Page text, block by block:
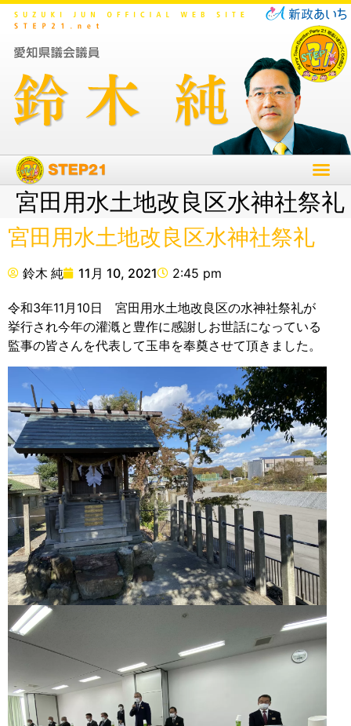
宮田用水土地改良区水神社祭礼
宮田用水土地改良区水神社祭礼
鈴木 純 11月 10, 2021 2:45 pm
令和3年11月10日 宮田用水土地改良区の水神社祭礼が
挙行され今年の灌漑と豊作に感謝しお世話になっている
監事の皆さんを代表して玉串を奉奠させて頂きました。